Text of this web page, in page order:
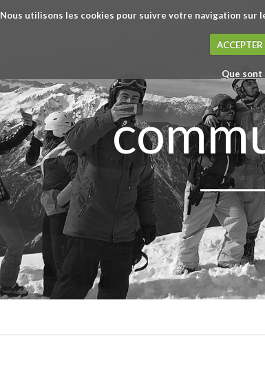
Nous utilisons les cookies pour suivre votre navigation sur
ACCEPTER
Que sont